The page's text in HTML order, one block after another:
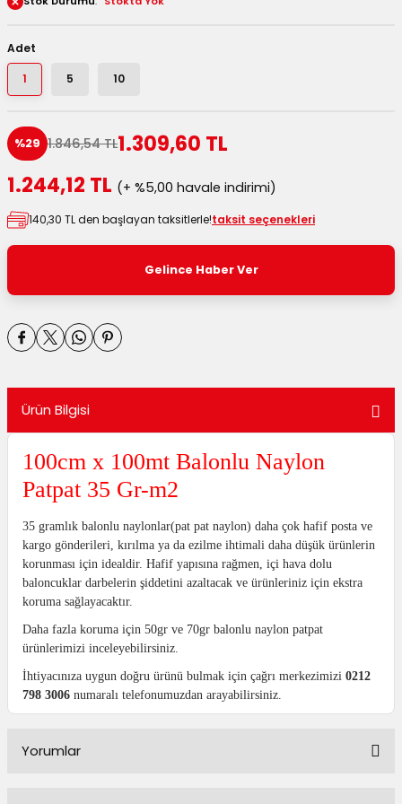
Kutuları
Kutuları
ve Koliler
Adet
1 5 10
%29 1.846,54 TL1.309,60 TL
1.244,12 TL (+ %5,00 havale indirimi)
140,30 TL den başlayan taksitlerle!taksit seçenekleri
Gelince Haber Ver
Ürün Bilgisi
100cm x 100mt Balonlu Naylon
Patpat 35 Gr-m2
35 gramlık balonlu naylonlar(pat pat naylon) daha çok hafif posta ve
kargo gönderileri, kırılma ya da ezilme ihtimali daha düşük ürünlerin
korunması için idealdir. Hafif yapısına rağmen, içi hava dolu
baloncuklar darbelerin şiddetini azaltacak ve ürünleriniz için ekstra
koruma sağlayacaktır.
Daha fazla koruma için 50gr ve 70gr balonlu naylon patpat
ürünlerimizi inceleyebilirsiniz.
İhtiyacınıza uygun doğru ürünü bulmak için çağrı merkezimizi 0212
798 3006 numaralı telefonumuzdan arayabilirsiniz.
Yorumlar